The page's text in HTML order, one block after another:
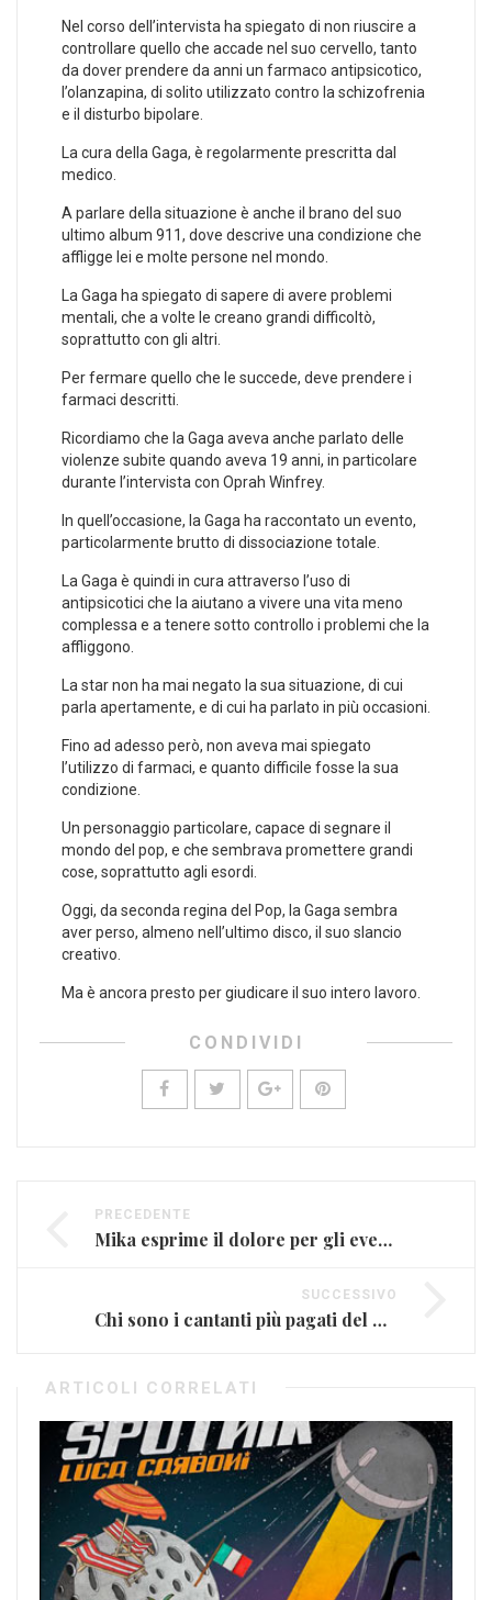
Nel corso dell’intervista ha spiegato di non riuscire a
controllare quello che accade nel suo cervello, tanto
da dover prendere da anni un farmaco antipsicotico,
l’olanzapina, di solito utilizzato contro la schizofrenia
e il disturbo bipolare.
La cura della Gaga, è regolarmente prescritta dal
medico.
A parlare della situazione è anche il brano del suo
ultimo album 911, dove descrive una condizione che
affligge lei e molte persone nel mondo.
La Gaga ha spiegato di sapere di avere problemi
mentali, che a volte le creano grandi difficoltò,
soprattutto con gli altri.
Per fermare quello che le succede, deve prendere i
farmaci descritti.
Ricordiamo che la Gaga aveva anche parlato delle
violenze subite quando aveva 19 anni, in particolare
durante l’intervista con Oprah Winfrey.
In quell’occasione, la Gaga ha raccontato un evento,
particolarmente brutto di dissociazione totale.
La Gaga è quindi in cura attraverso l’uso di
antipsicotici che la aiutano a vivere una vita meno
complessa e a tenere sotto controllo i problemi che la
affliggono.
La star non ha mai negato la sua situazione, di cui
parla apertamente, e di cui ha parlato in più occasioni.
Fino ad adesso però, non aveva mai spiegato
l’utilizzo di farmaci, e quanto difficile fosse la sua
condizione.
Un personaggio particolare, capace di segnare il
mondo del pop, e che sembrava promettere grandi
cose, soprattutto agli esordi.
Oggi, da seconda regina del Pop, la Gaga sembra
aver perso, almeno nell’ultimo disco, il suo slancio
creativo.
Ma è ancora presto per giudicare il suo intero lavoro.
CONDIVIDI
PRECEDENTE
Mika esprime il dolore per gli eventi di Beirut
SUCCESSIVO
Chi sono i cantanti più pagati del mondo?
ARTICOLI CORRELATI